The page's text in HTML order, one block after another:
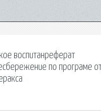
воспитанреферат
по програме